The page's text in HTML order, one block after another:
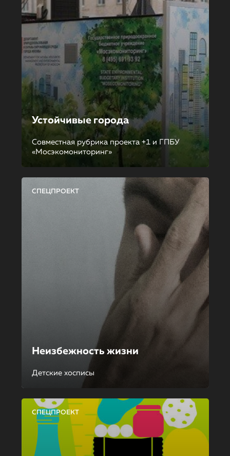
Устойчивые города
Совместная рубрика проекта +1 и ГПБУ
«Мосэкомониторинг»
СПЕЦПРОЕКТ
Неизбежность жизни
Детские хосписы
СПЕЦПРОЕКТ